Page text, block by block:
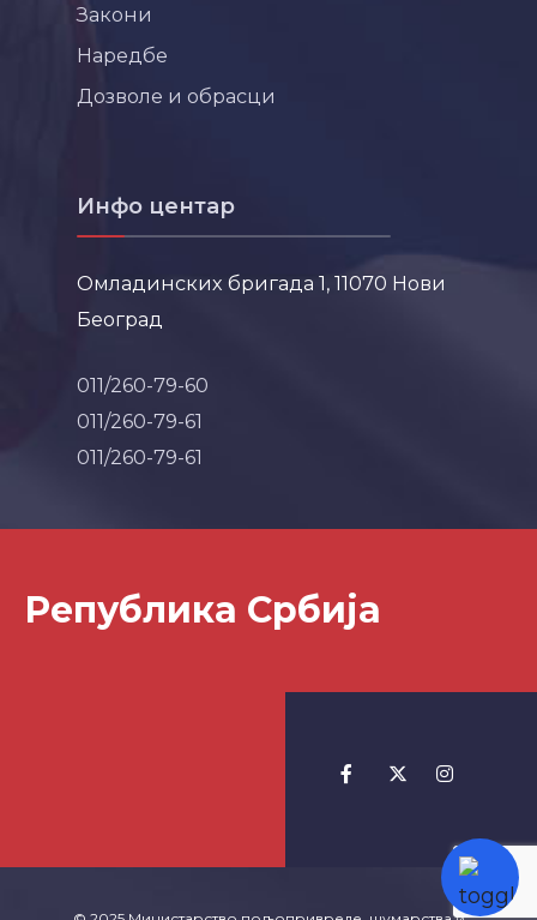
Закони
Наредбе
Дозволе и обрасци
Инфо центар
Омладинских бригада 1, 11070 Нови
Београд
011/260-79-60
011/260-79-61
011/260-79-61
Република Србија